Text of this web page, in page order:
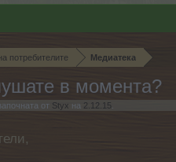
потребителите Медиатека
в момента?
от Styx на 2.12.15